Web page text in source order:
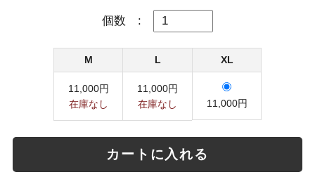
個数 :
M L XL
11,000円
在庫なし
11,000円
在庫なし
11,000円
カートに入れる